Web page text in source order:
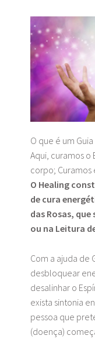
O que é um
Aqui, curamos o
corpo; Curamos
O Healing
de cura
das Rosas,
ou na Leitura
Com a ajuda de
desbloquear
desalinhar o
exista sintonia
pessoa que
(doença)